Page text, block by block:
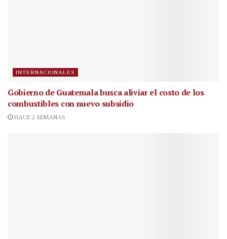
INTERNACIONALES
Gobierno de Guatemala busca aliviar el costo de los
combustibles con nuevo subsidio
HACE 2 SEMANAS